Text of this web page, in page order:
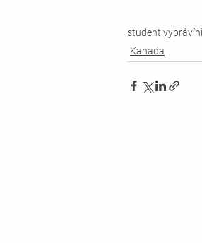
student vypráví
Kanada